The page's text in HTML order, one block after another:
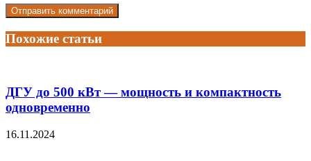
Похожие статьи
ДГУ до 500 кВт — мощность и компактность
одновременно
16.11.2024